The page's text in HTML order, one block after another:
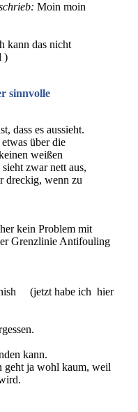
Moin moin
kann das nicht
)
sinnvolle
dass es aussieht.
über die
weißen
zwar nett aus,
dreckig, wenn zu
kein Problem mit
Grenzlinie Antifouling
(jetzt habe ich hier
kann.
geht ja wohl kaum, weil